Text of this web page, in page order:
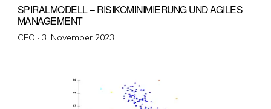
SPIRALMODELL – RISIKOMINIMIERUNG UND AGILES
MANAGEMENT
CEO · Veröffentlicht
3. November 2023